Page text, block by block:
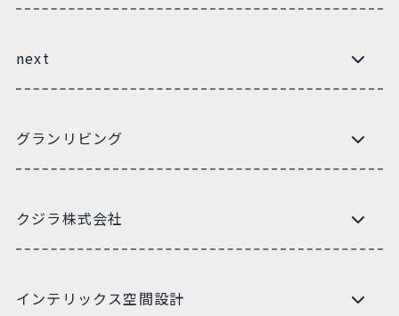
next
グランリビング
クジラ株式会社
インテリックス空間設計